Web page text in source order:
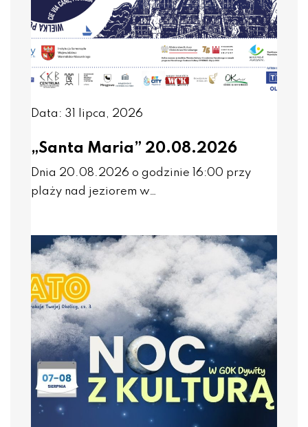
Data: 31 lipca, 2026
„Santa Maria” 20.08.2026
Dnia 20.08.2026 o godzinie 16:00 przy
plaży nad jeziorem w…